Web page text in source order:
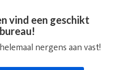
vind een geschikt
nergens aan vast!